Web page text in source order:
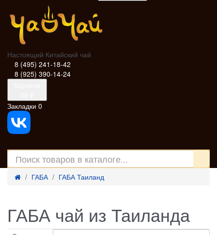
Настоящий Китайский чай
8 (495) 241-18-42
8 (925) 390-14-24
Закладки 0
ГАБА ГАБА Таиланд
ГАБА чай из Таиланда